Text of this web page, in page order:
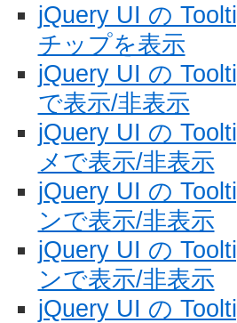
jQuery UI の
チップを表示
jQuery UI の
で表示/非表示
jQuery UI の
メで表示/非表示
jQuery UI の
ンで表示/非表示
jQuery UI の
ンで表示/非表示
jQuery UI の